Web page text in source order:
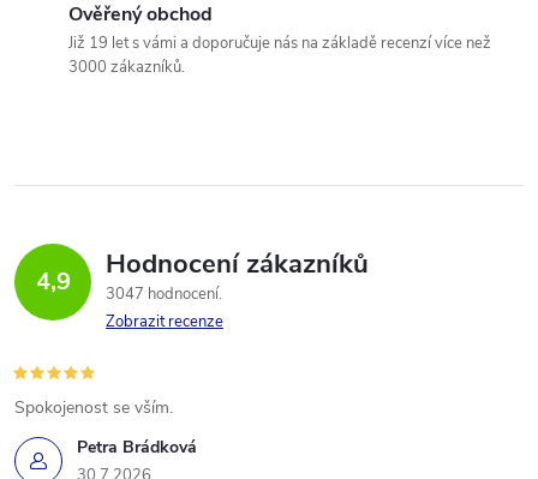
Ověřený obchod
Již 19 let s vámi a doporučuje nás na základě recenzí více než
3000 zákazníků.
4,9 Hodnocení zákazníků
3047 hodnocení
Zobrazit recenze
Petra Brádková
Spokojenost se vším.